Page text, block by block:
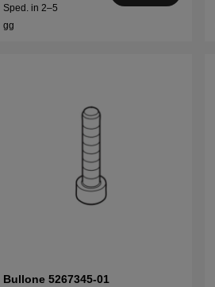
Sped. in 2–5
gg
Bullone 5267345-01